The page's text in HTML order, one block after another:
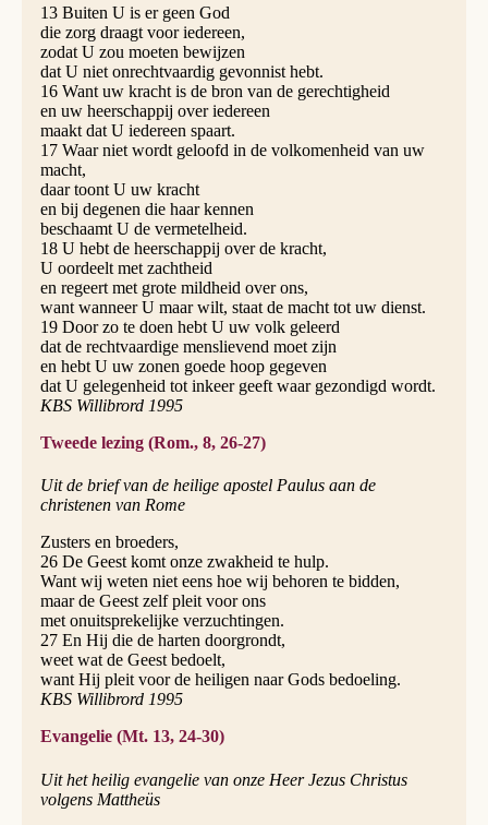
13 Buiten U is er geen God
die zorg draagt voor iedereen,
zodat U zou moeten bewijzen
dat U niet onrechtvaardig gevonnist hebt.
16 Want uw kracht is de bron van de gerechtigheid
en uw heerschappij over iedereen
maakt dat U iedereen spaart.
17 Waar niet wordt geloofd in de volkomenheid van uw
macht,
daar toont U uw kracht
en bij degenen die haar kennen
beschaamt U de vermetelheid.
18 U hebt de heerschappij over de kracht,
U oordeelt met zachtheid
en regeert met grote mildheid over ons,
want wanneer U maar wilt, staat de macht tot uw dienst.
19 Door zo te doen hebt U uw volk geleerd
dat de rechtvaardige menslievend moet zijn
en hebt U uw zonen goede hoop gegeven
dat U gelegenheid tot inkeer geeft waar gezondigd wordt.
KBS Willibrord 1995
Tweede lezing (Rom., 8, 26-27)
Uit de brief van de heilige apostel Paulus aan de
christenen van Rome
Zusters en broeders,
26 De Geest komt onze zwakheid te hulp.
Want wij weten niet eens hoe wij behoren te bidden,
maar de Geest zelf pleit voor ons
met onuitsprekelijke verzuchtingen.
27 En Hij die de harten doorgrondt,
weet wat de Geest bedoelt,
want Hij pleit voor de heiligen naar Gods bedoeling.
KBS Willibrord 1995
Evangelie (Mt. 13, 24-30)
Uit het heilig evangelie van onze Heer Jezus Christus
volgens Mattheüs